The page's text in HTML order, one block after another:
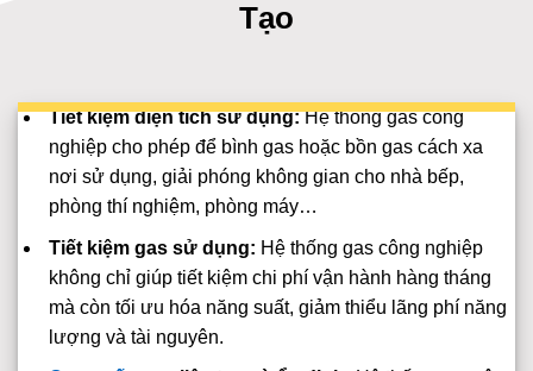
Tạo
Tiết kiệm diện tích sử dụng:Hệ thống gas công
nghiệp cho phép để bình gas hoặc bồn gas cách xa
nơi sử dụng, giải phóng không gian cho nhà bếp,
phòng thí nghiệm, phòng máy…
Tiết kiệm gas sử dụng: Hệ thống gas công nghiệp
không chỉ giúp tiết kiệm chi phí vận hành hàng tháng
mà còn tối ưu hóa năng suất, giảm thiểu lãng phí năng
lượng và tài nguyên.